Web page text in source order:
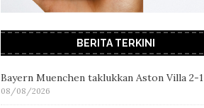
BERITA TERKINI
Bayern Muenchen taklukkan Aston Villa 2-1
08/08/2026